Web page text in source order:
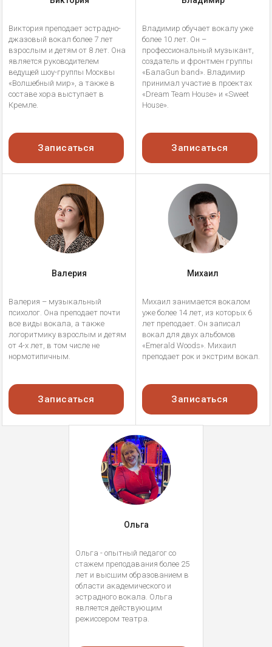
Виктория преподает эстрадно-
джазовый вокал более 7 лет
взрослым и детям от 8 лет. Она
является руководителем
ведущей шоу-группы Москвы
«Волшебный мир», а также в
составе хора выступает в
Кремле.
Записаться
Владимир обучает вокалу уже
более 10 лет. Он –
профессиональный музыкант,
создатель и фронтмен группы
«БалаGun band». Владимир
принимал участие в проектах
«Dream Team House» и «Sweet
House».
Записаться
Валерия
Валерия – музыкальный
психолог. Она преподает почти
все виды вокала, а также
логоритмику взрослым и детям
от 4-х лет, в том числе не
нормотипичным.
Записаться
Михаил
Михаил занимается вокалом
уже более 14 лет, из которых 6
лет преподает. Он записал
вокал для двух альбомов
«Emerald Woods». Михаил
преподает рок и экстрим вокал.
Записаться
Ольга
Ольга - опытный педагог со
стажем преподавания более 25
лет и высшим образованием в
области академического и
эстрадного вокала. Ольга
является действующим
режиссером театра.